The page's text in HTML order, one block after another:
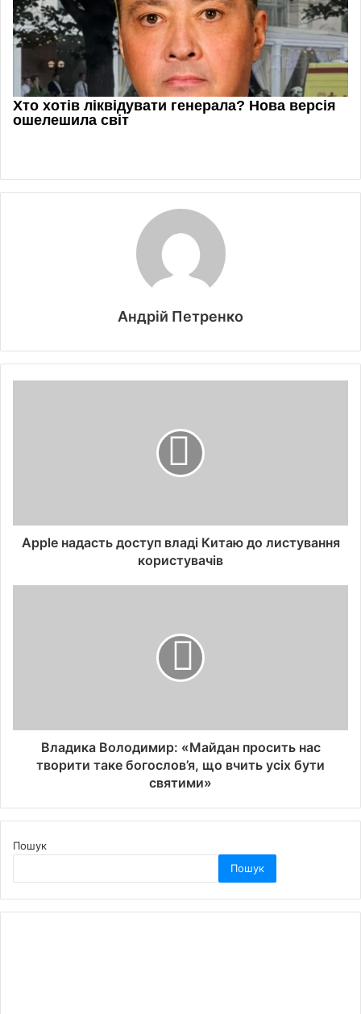
Андрій Петренко
Apple надасть доступ владі Китаю до листування
користувачів
Владика Володимир: «Майдан просить нас
творити таке богослов’я, що вчить усіх бути
святими»
Пошук
Пошук